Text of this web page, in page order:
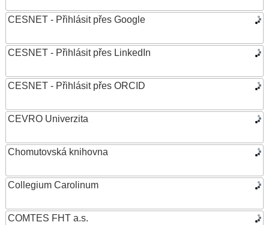
CESNET - Přihlásit přes Google
CESNET - Přihlásit přes LinkedIn
CESNET - Přihlásit přes ORCID
CEVRO Univerzita
Chomutovská knihovna
Collegium Carolinum
COMTES FHT a.s.